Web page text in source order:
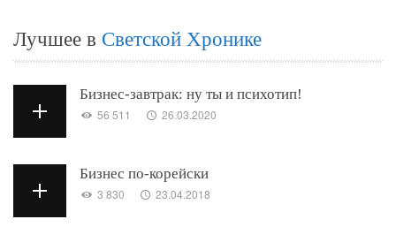
Лучшее в Светской Хронике
Бизнес-завтрак: ну ты и психотип!
56 511 26.03.2020
Бизнес по-корейски
3 830 23.04.2018